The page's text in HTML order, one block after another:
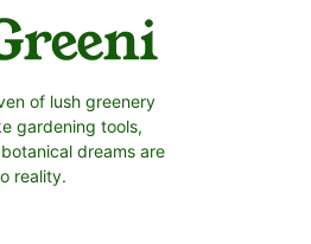
of lush greenery
gardening tools,
dreams are
reality.